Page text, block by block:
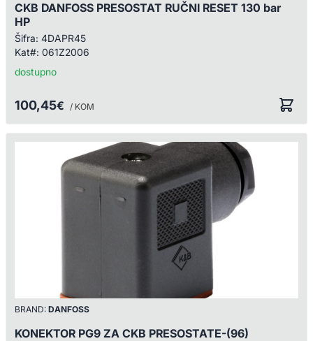
CKB DANFOSS PRESOSTAT RUČNI RESET 130 bar
HP
Šifra: 4DAPR45
Kat#: 061Z2006
dostupno
100,45€ / KOM
BRAND: DANFOSS
KONEKTOR PG9 ZA CKB PRESOSTATE-(96)